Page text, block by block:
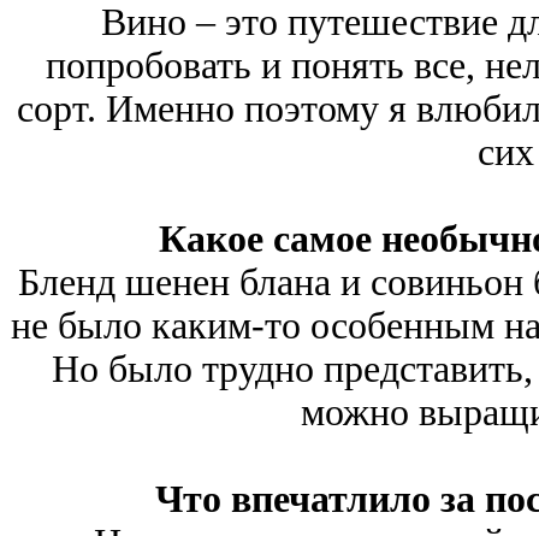
Вино – это путешествие
попробовать и понять все,
сорт. Именно поэтому я
Какое самое
Бленд шенен блана и
не было каким-то особенным
Но было трудно
можно
Что впечатлило за